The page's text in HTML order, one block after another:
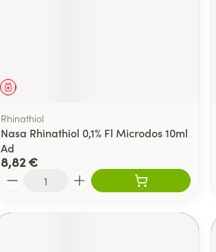
Médicament
Rhinathiol
Nasa Rhinathiol 0,1% Fl Microdos 10ml
Ad
8,82 €